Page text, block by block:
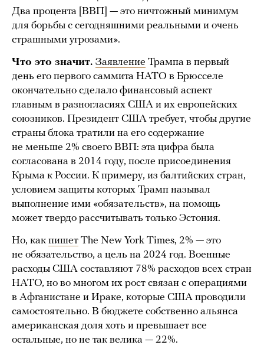
Два процента [ВВП] — это ничтожный минимум
для борьбы с сегодняшними реальными и очень
страшными угрозами».
Что это значит. Заявление Трампа в первый
день его первого саммита НАТО в Брюсселе
окончательно сделало финансовый аспект
главным в разногласиях США и их европейских
союзников. Президент США требует, чтобы другие
страны блока тратили на его содержание
не меньше 2% своего ВВП: эта цифра была
согласована в 2014 году, после присоединения
Крыма к России. К примеру, из балтийских стран,
условием защиты которых Трамп называл
выполнение ими «обязательств», на помощь
может твердо рассчитывать только Эстония.
Но, как пишет The New York Times, 2% — это
не обязательство, а цель на 2024 год. Военные
расходы США составляют 78% расходов всех стран
НАТО, но во многом их рост связан с операциями
в Афганистане и Ираке, которые США проводили
самостоятельно. В бюджете собственно альянса
американская доля хоть и превышает все
остальные, но не так велика — 22%.